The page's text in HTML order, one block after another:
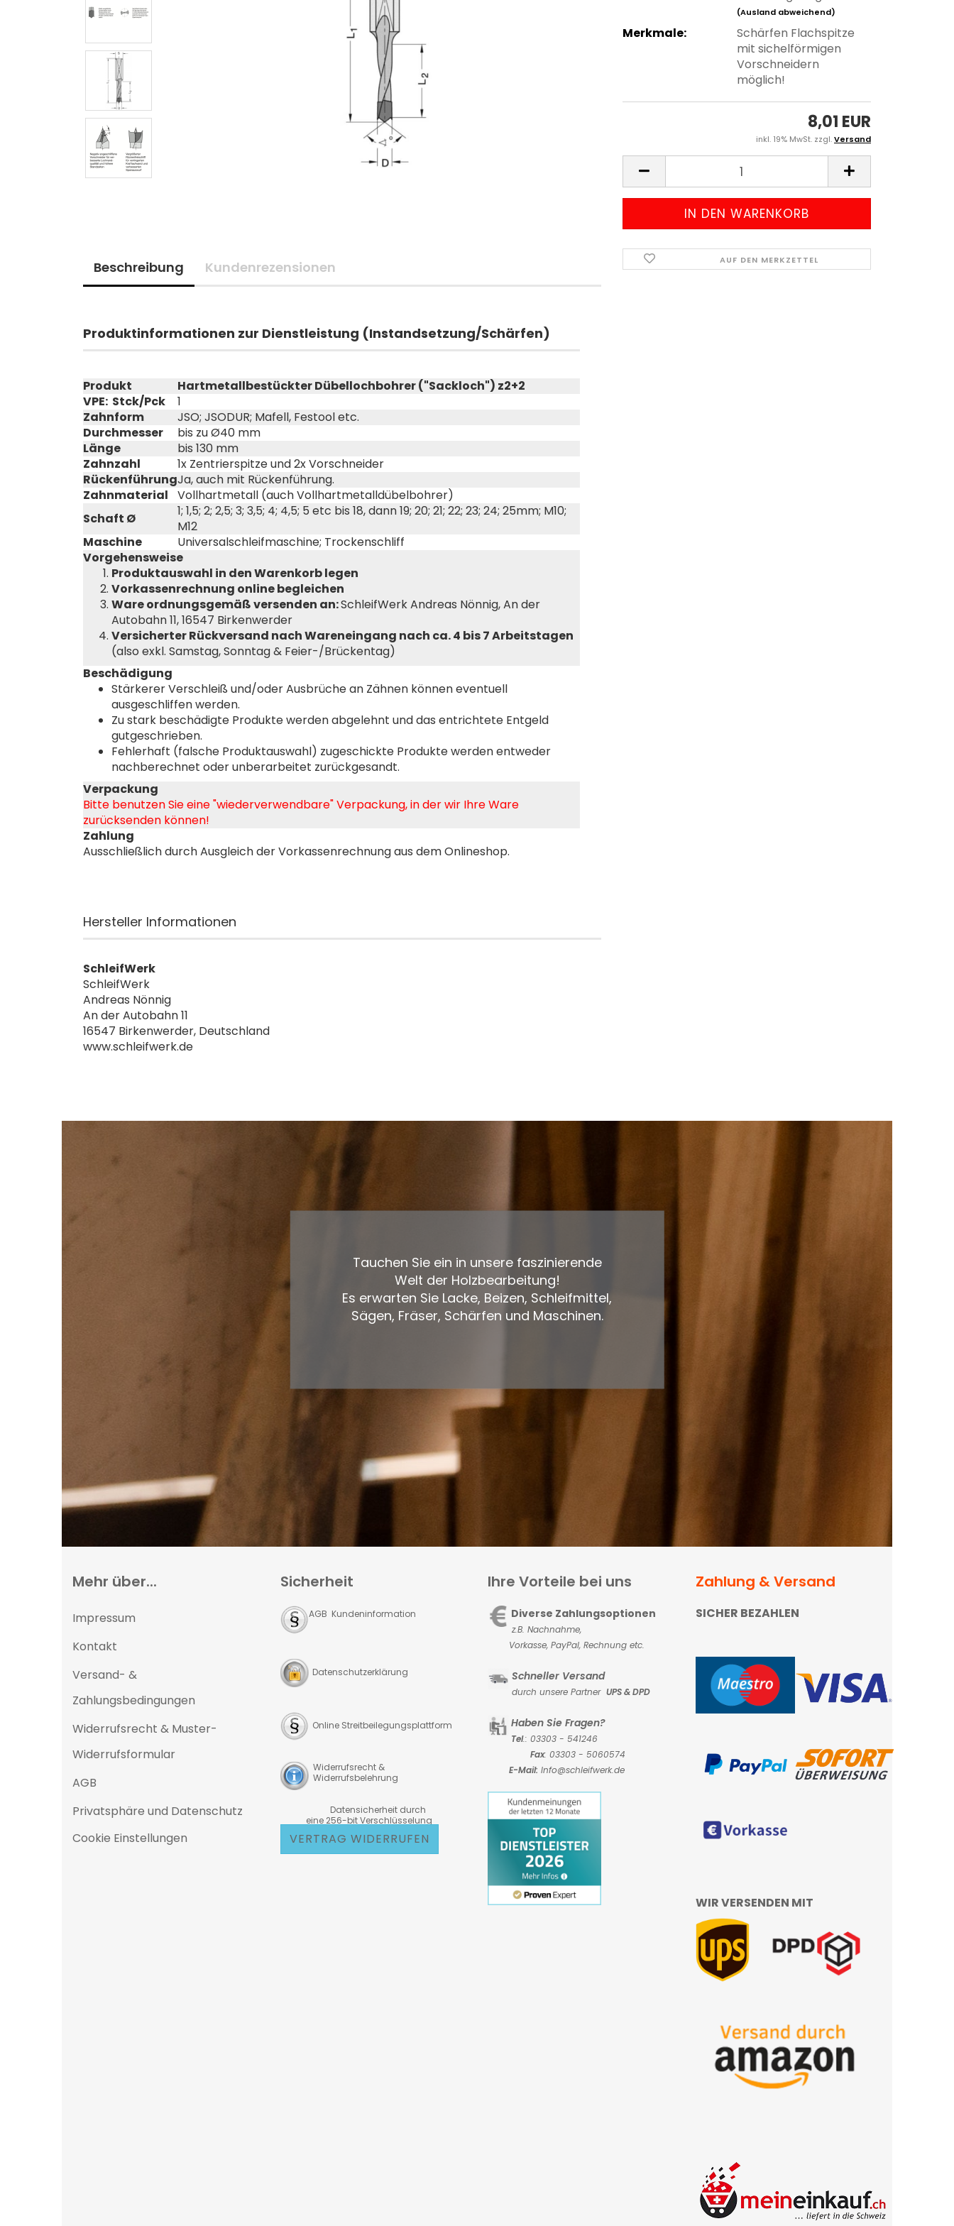
(Ausland abweichend)
Merkmale:
Schärfen Flachspitze
mit sichelförmigen
Vorschneidern
möglich!
8,01 EUR
inkl. 19% MwSt. zzgl.Versand
AUF DEN MERKZETTEL
Beschreibung Kundenrezensionen
Produkt Hartmetallbestückter Dübellochbohrer ("Sackloch") z2+2
Produktinformationen zur Dienstleistung (Instandsetzung/Schärfen)
VPE: Stck/Pck
1
Zahnform
JSO; JSODUR; Mafell, Festool etc.
Durchmesser
bis zu Ø40 mm
Länge
bis 130 mm
Zahnzahl
1x Zentrierspitze und 2x Vorschneider
RückenführungJa, auch mit Rückenführung.
Zahnmaterial
Vollhartmetall (auch Vollhartmetalldübelbohrer)
Schaft Ø
1; 1,5; 2; 2,5; 3; 3,5; 4; 4,5; 5 etc bis 18, dann 19; 20; 21; 22; 23; 24; 25mm; M10;
M12
Maschine
Universalschleifmaschine; Trockenschliff
Vorgehensweise
Produktauswahl in den Warenkorb legen
Vorkassenrechnung online begleichen
Ware ordnungsgemäß versenden an:SchleifWerk Andreas Nönnig, An der
Autobahn 11, 16547 Birkenwerder
Versicherter Rückversand nach Wareneingang nach ca. 4 bis 7 Arbeitstagen
(also exkl. Samstag, Sonntag & Feier-/Brückentag)
Beschädigung
Stärkerer Verschleiß und/oder Ausbrüche an Zähnen können eventuell
ausgeschliffen werden.
Zu stark beschädigte Produkte werden abgelehnt und das entrichtete Entgeld
gutgeschrieben.
Fehlerhaft (falsche Produktauswahl) zugeschickte Produkte werden entweder
nachberechnet oder unberarbeitet zurückgesandt.
Verpackung
Bitte benutzen Sie eine "wiederverwendbare" Verpackung, in der wir Ihre Ware
zurücksenden können!
Zahlung
Ausschließlich durch Ausgleich der Vorkassenrechnung aus dem Onlineshop.
Hersteller Informationen
SchleifWerk
SchleifWerk
Andreas Nönnig
An der Autobahn 11
16547 Birkenwerder, Deutschland
www.schleifwerk.de
Tauchen Sie ein in unsere faszinierende
Welt der Holzbearbeitung!
Es erwarten Sie Lacke, Beizen, Schleifmittel,
Sägen, Fräser, Schärfen und Maschinen.
Mehr über...
Impressum
Kontakt
Versand- &
Zahlungsbedingungen
Widerrufsrecht & Muster-
Widerrufsformular
AGB
Privatsphäre und Datenschutz
Cookie Einstellungen
Sicherheit
AGB Kundeninformation
Datenschutzerklärung
Online Streitbeilegungsplattform
Widerrufsrecht &
Widerrufsbelehrung
Datensicherheit durch
eine 256-bit Verschlüsselung
VERTRAG WIDERRUFEN
Ihre Vorteile bei uns
Diverse Zahlungsoptionen
z.B. Nachnahme,
Vorkasse, PayPal, Rechnung etc.
Schneller Versand
durch unsere Partner UPS & DPD
Haben Sie Fragen?
Tel.: 03303 - 541246
Fax: 03303 - 5060574
E-Mail: Info@schleifwerk.de
Zahlung & Versand
SICHER BEZAHLEN
WIR VERSENDEN MIT